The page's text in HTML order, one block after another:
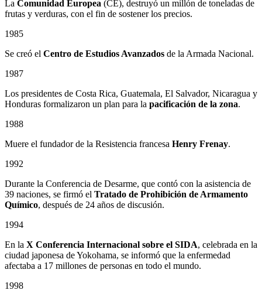
La Comunidad Europea (CE), destruyó un millón de toneladas de
frutas y verduras, con el fin de sostener los precios.
1985
Se creó el Centro de Estudios Avanzados de la Armada Nacional.
1987
Los presidentes de Costa Rica, Guatemala, El Salvador, Nicaragua y
Honduras formalizaron un plan para la pacificación de la zona.
1988
Muere el fundador de la Resistencia francesa Henry Frenay.
1992
Durante la Conferencia de Desarme, que contó con la asistencia de
39 naciones, se firmó el Tratado de Prohibición de Armamento
Químico, después de 24 años de discusión.
1994
En la X Conferencia Internacional sobre el SIDA, celebrada en la
ciudad japonesa de Yokohama, se informó que la enfermedad
afectaba a 17 millones de personas en todo el mundo.
1998